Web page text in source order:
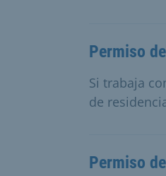
Permiso
Si trabaja
de
Permiso